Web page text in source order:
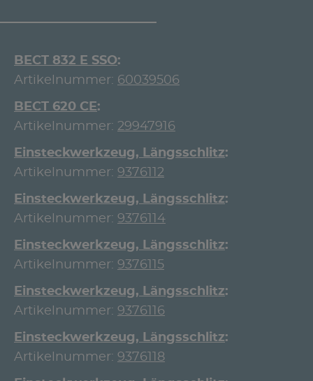
BECT 832 E SSO
Artikelnummer: 60039506
BECT 620 CE
Artikelnummer: 29947916
Einsteckwerkzeug, Längsschlitz
Artikelnummer: 9376112
Einsteckwerkzeug, Längsschlitz
Artikelnummer: 9376114
Einsteckwerkzeug, Längsschlitz
Artikelnummer: 9376115
Einsteckwerkzeug, Längsschlitz
Artikelnummer: 9376116
Einsteckwerkzeug, Längsschlitz
Artikelnummer: 9376118